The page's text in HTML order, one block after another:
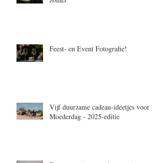
Feest- en Event Fotografie!
Vijf duurzame cadeau-ideetjes voor
Moederdag - 2025-editie